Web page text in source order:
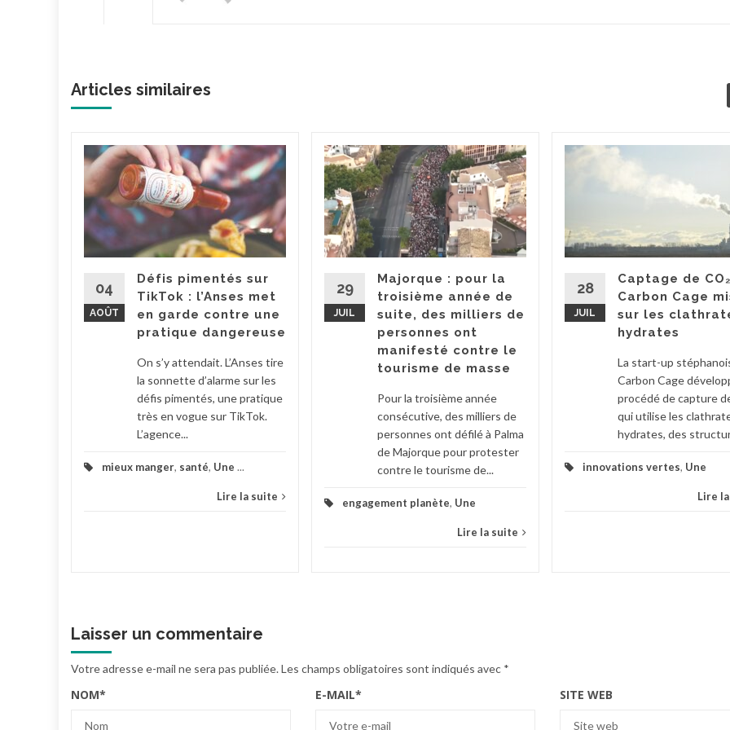
Articles similaires
04
AOÛT
Défis pimentés sur
TikTok : l’Anses met
en garde contre une
pratique dangereuse
On s’y attendait. L’Anses tire
la sonnette d’alarme sur les
défis pimentés, une pratique
très en vogue sur TikTok.
L’agence...
mieux manger, santé, Une ...
Lire la suite
29
JUIL
Majorque : pour la
troisième année de
suite, des milliers de
personnes ont
manifesté contre le
tourisme de masse
Pour la troisième année
consécutive, des milliers de
personnes ont défilé à Palma
de Majorque pour protester
contre le tourisme de...
engagement planète, Une
Lire la suite
28
JUIL
Captage de
Carbon Cage
sur les
hydrates
La start-up
Carbon Cage
procédé de capture
qui utilise les
hydrates, des
innovations vertes, Une
Lire
Laisser un commentaire
Votre adresse e-mail ne sera pas publiée.Les champs obligatoires sont indiqués avec *
NOM* E-MAIL* SITE WEB